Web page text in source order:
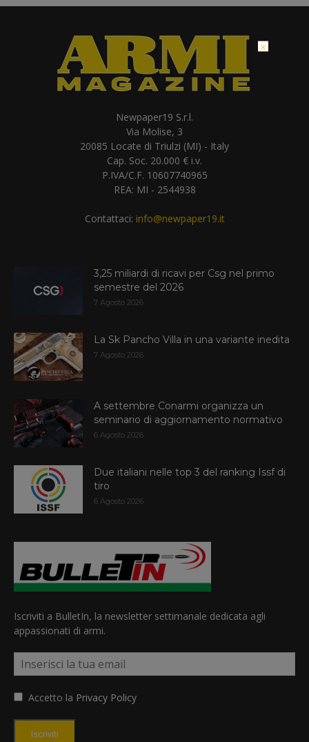
Newpaper19 S.r.l.
Via Molise, 3
20085 Locate di Triulzi (MI) - Italy
Cap. Soc. 20.000 € i.v.
P.IVA/C.F. 10607740965
REA: MI - 2544938
Contattaci: info@newpaper19.it
3,25 miliardi di ricavi per Csg nel primo
semestre del 2026
7 Agosto 2026
La Sk Pancho Villa in una variante inedita
7 Agosto 2026
A settembre Conarmi organizza un
seminario di aggiornamento normativo
6 Agosto 2026
Due italiani nelle top 3 del ranking Issf di
tiro
6 Agosto 2026
Iscriviti a BulletIn, la newsletter settimanale dedicata agli
appassionati di armi.
Accetto la Privacy Policy
Iscriviti
×